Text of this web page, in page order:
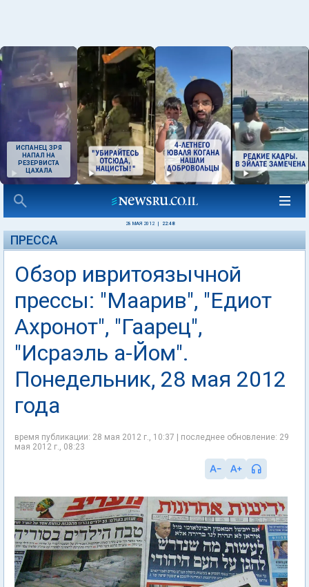
ИСПАНЕЦ ЗРЯ
НАПАЛ НА
РЕЗЕРВИСТА
ЦАХАЛА
28 МАЯ 2012 22:48
ПРЕССА
Обзор ивритоязычной
прессы: "Маарив", "Едиот
Ахронот", "Гаарец",
"Исраэль а-Йом".
Понедельник, 28 мая 2012
года
время публикации: 28 мая 2012 г., 10:37 | последнее обновление: 29
мая 2012 г., 08:23